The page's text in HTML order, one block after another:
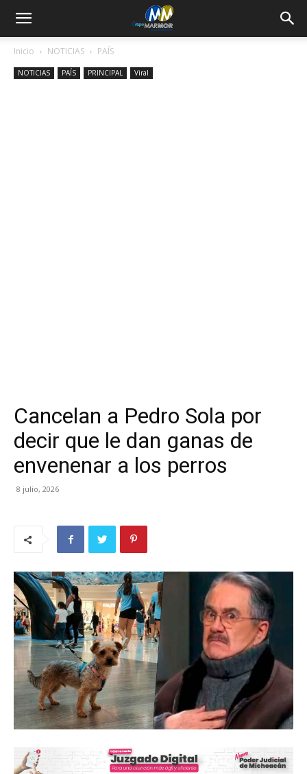
Inicio NOTICIAS PAÍS
NOTICIAS PAÍS PRINCIPAL Viral
Cancelan a Pedro Sola por
decir que le dan ganas de
envenenar a los perros
8 julio, 2026